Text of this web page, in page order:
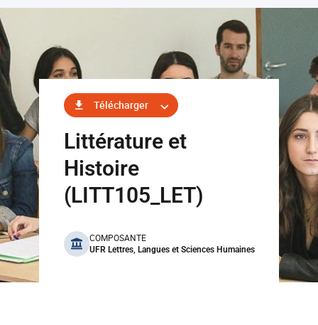
Télécharger
Littérature et
Histoire
(LITT105_LET)
benefits
COMPOSANTE
UFR Lettres, Langues et Sciences Humaines